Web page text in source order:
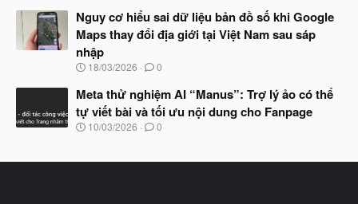
đ
ầ
u
à
y
b
ắ
t
ầ
u
Nguy cơ hiểu sai dữ liệu bản đồ số khi Google
Maps thay đổi địa giới tại Việt Nam sau sáp
nhập
N
à
b
ắ
18/03/2026 0
Meta thử nghiệm AI “Manus”: Trợ lý ảo có thể
tự viết bài và tối ưu nội dung cho Fanpage
N
y
10/03/2026 0